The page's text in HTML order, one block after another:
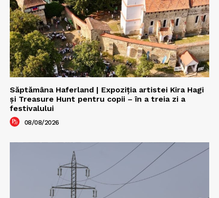
Săptămâna Haferland | Expoziţia artistei Kira Hagi
şi Treasure Hunt pentru copii – în a treia zi a
festivalului
08/08/2026